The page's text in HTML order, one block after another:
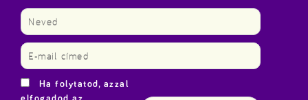
Ha folytatod, azzal